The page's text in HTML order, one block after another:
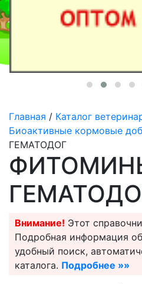
Главная / Каталог
Биоактивные кормовые
ГЕМАТОДОГ
Внимание! Этот
Подробная информация
удобный поиск,
каталога. Подробнее »»